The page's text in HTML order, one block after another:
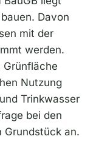
Davon
mit der
werden.
Grünfläche
Nutzung
Trinkwasser
bei den
Grundstück an.